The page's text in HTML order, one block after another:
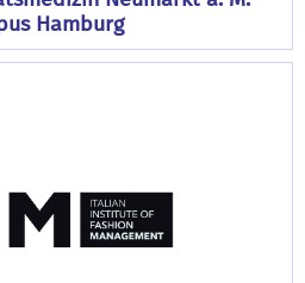
Hamburg